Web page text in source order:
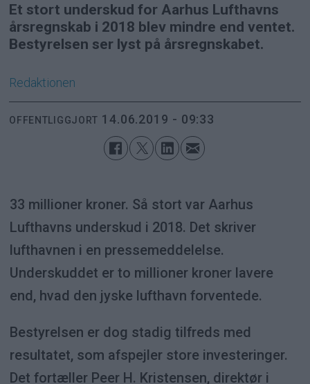
Et stort underskud for Aarhus Lufthavns
årsregnskab i 2018 blev mindre end ventet.
Bestyrelsen ser lyst på årsregnskabet.
Redaktionen
OFFENTLIGGJORT 14.06.2019 - 09:33
33 millioner kroner. Så stort var Aarhus
Lufthavns underskud i 2018. Det skriver
lufthavnen i en pressemeddelelse.
Underskuddet er to millioner kroner lavere
end, hvad den jyske lufthavn forventede.
Bestyrelsen er dog stadig tilfreds med
resultatet, som afspejler store investeringer.
Det fortæller Peer H. Kristensen, direktør i